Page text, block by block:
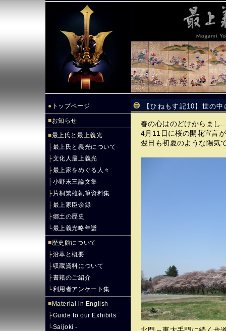
● トップページ
■お知らせ
■最上氏と最上義光
├最上氏と義光について
├文化人最上義光
├最上家をめぐる人々
├小野末三論文集
├ 片桐繁雄執筆資料集
├最上家臣余録
├郷土の歴史
└最上義光略年譜
■歴史館について
├沿革と概要
├収蔵資料について
├書籍のご紹介
└利用者アンケート集
■ Material in English
├Guide to our Exhibits
└Saijoki -
【ひねもす記10】世の
春の心はのどけからまし
4月11日に桜の開花宣言
翌日も初夏のような陽気